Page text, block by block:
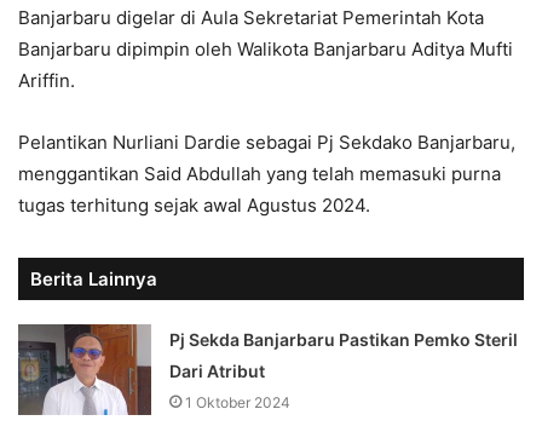
Banjarbaru digelar di Aula Sekretariat Pemerintah Kota
Banjarbaru dipimpin oleh Walikota Banjarbaru Aditya Mufti
Ariffin.
Pelantikan Nurliani Dardie sebagai Pj Sekdako Banjarbaru,
menggantikan Said Abdullah yang telah memasuki purna
tugas terhitung sejak awal Agustus 2024.
Berita Lainnya
Pj Sekda Banjarbaru Pastikan Pemko Steril
Dari Atribut
1 Oktober 2024